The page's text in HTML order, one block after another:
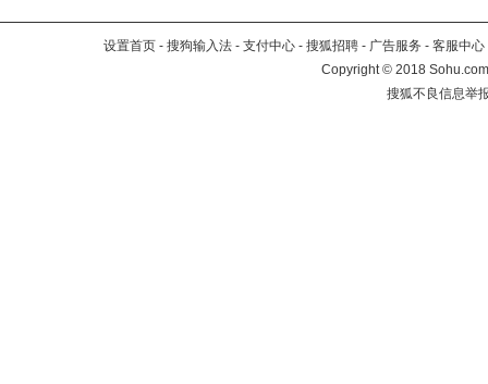
设置首页 - 搜狗输入法 - 支付中心 - 搜狐招聘 - 广告服务 - 客服中心
Copyright©2018
搜狐不良信息举